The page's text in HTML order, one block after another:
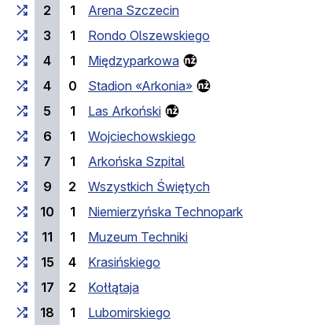
2
1
Arena Szczecin
3
1
Rondo Olszewskiego
4
1
Międzyparkowa
4
0
Stadion «Arkonia»
5
1
Las Arkoński
6
1
Wojciechowskiego
7
1
Arkońska Szpital
9
2
Wszystkich Świętych
10
1
Niemierzyńska Technopark
11
1
Muzeum Techniki
15
4
Krasińskiego
17
2
Kołłątaja
18
1
Lubomirskiego